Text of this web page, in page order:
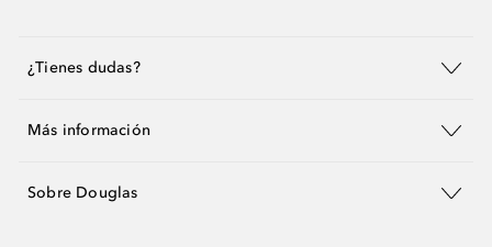
¿Tienes dudas?
Más información
Sobre Douglas